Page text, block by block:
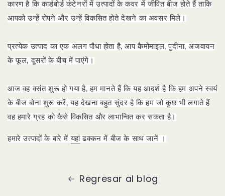
कारण है कि कार्डबोर्ड कंटेनरों में उत्पादों के कवर में जीवित बीज होते हैं ताकि
आपको उन्हें रोपने और उन्हें विकसित होते देखने का अवसर मिले।
प्रत्येक उत्पाद का एक अलग पौधा होता है, आप कैमोमाइल, पुदीना, अजवायन
के फूल, दूसरों के बीच में पाएंगे।
आज वह वसंत शुरू हो गया है, हम मानते हैं कि यह आदर्श है कि हम अपने स्वयं
के बीज बोना शुरू करें, यह देखना बहुत सुंदर है कि हम जो कुछ भी लगाते हैं
वह हमारे ग्रह को कैसे विकसित और लाभान्वित कर सकता है।
हमारे उत्पादों के बारे मेंयहांढक्कन में बीज के साथ जानें ।
Regresar al blog